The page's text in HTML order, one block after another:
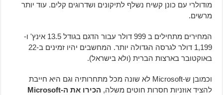
מודולרי עם כונן קשיח נשלף לתיקונים ושדרוגים קלים. עוד יותר
מרשים.
המחירים מתחילים ב 999 דולר עבור הדגם בגודל 13.5 אינץ' ו-
1,199 דולר לגרסה הגדולה יותר. המחשבים יהיו זמינים ב-22
באוקטובר בארצות הברית (ולא בישראל).
וכמובן ש-Microsoft לא שונה מכל מתחרותיה וגם היא חייבת
להציד אוזניות חסרות חוטים משלה,
הכירו את ה-Microsoft